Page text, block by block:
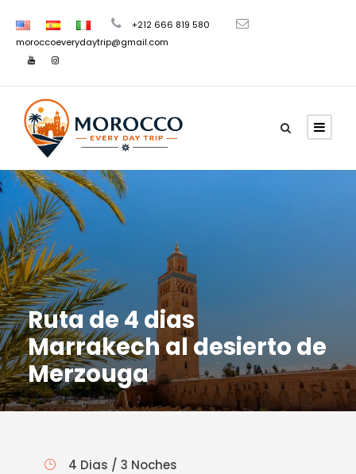
+212 666 819 580
moroccoeverydaytrip@gmail.com
Ruta de 4 dias
Marrakech al desierto de
Merzouga
4 Dias / 3 Noches